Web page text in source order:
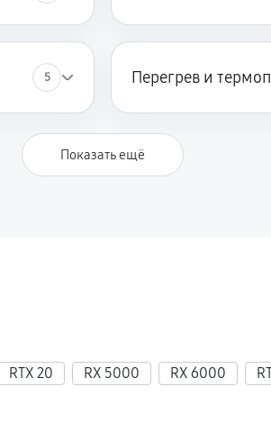
5 Перегрев и
Показать ещё
RTX 20 RX 5000 RX 6000